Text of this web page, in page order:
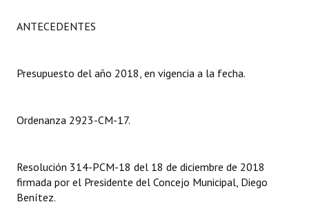
Carta Orgánica 2007
DOCUMENTOS
ANTECEDENTES
Presupuesto del año 2018, en vigencia a la fecha.
Ordenanza 2923-CM-17.
Resolución 314-PCM-18 del 18 de diciembre de 2018
firmada por el Presidente del Concejo Municipal, Diego
Benítez.